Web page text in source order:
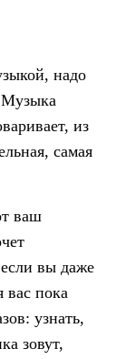
надо
Музыка
из
самая
ваш
вы даже
вас пока
узнать,
зовут,